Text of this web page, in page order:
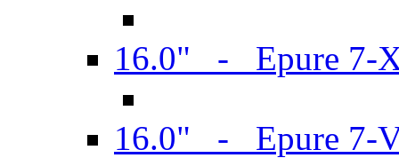
16.0" - Epure 7-
16.0" - Epure 7-